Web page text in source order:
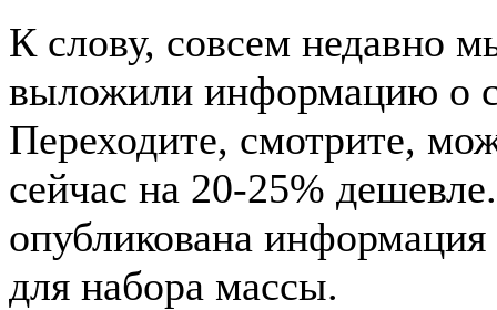
К слову, совсем недавно
выложили информацию о
Переходите, смотрите,
сейчас на 20-25%
опубликована
для набора массы.